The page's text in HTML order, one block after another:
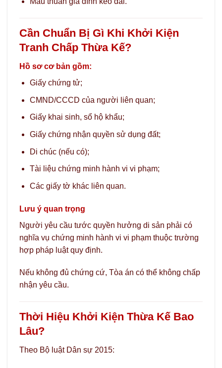
Cần Chuẩn Bị Gì Khi Khởi Kiện
Tranh Chấp Thừa Kế?
Hồ sơ cơ bản gồm:
Giấy chứng tử;
CMND/CCCD của người liên quan;
Giấy khai sinh, sổ hộ khẩu;
Giấy chứng nhận quyền sử dụng đất;
Di chúc (nếu có);
Tài liệu chứng minh hành vi vi phạm;
Các giấy tờ khác liên quan.
Lưu ý quan trọng
Người yêu cầu tước quyền hưởng di sản phải có
nghĩa vụ chứng minh hành vi vi phạm thuộc trường
hợp pháp luật quy định.
Nếu không đủ chứng cứ, Tòa án có thể không chấp
nhận yêu cầu.
Thời Hiệu Khởi Kiện Thừa Kế Bao
Lâu?
Theo Bộ luật Dân sự 2015: